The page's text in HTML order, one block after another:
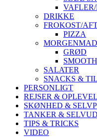
DRIKKE
FROKOST/
PIZZA
MORGENMAD
GRØD
SALATER
SNACKS &
PERSONLIGT
REJSER &
SKØNHED &
TANKER &
TIPS & TRICKS
VIDEO